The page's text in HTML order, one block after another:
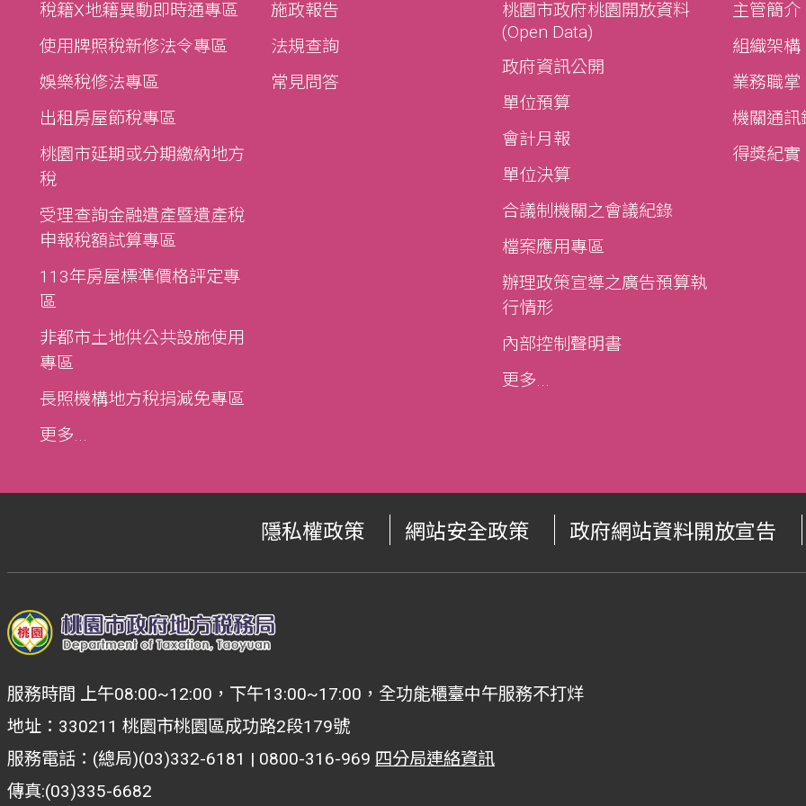
稅籍X地籍異動即時通專區
使用牌照稅新修法令專區
娛樂稅修法專區
出租房屋節稅專區
桃園市延期或分期繳納地方
稅
受理查詢金融遺產暨遺產稅
申報稅額試算專區
113年房屋標準價格評定專
區
非都市土地供公共設施使用
專區
長照機構地方稅捐減免專區
更多...
施政報告
法規查詢
常見問答
桃園市政府桃園開放資料
(Open Data)
政府資訊公開
單位預算
會計月報
單位決算
合議制機關之會議紀錄
檔案應用專區
辦理政策宣導之廣告預算執
行情形
內部控制聲明書
更多...
主管簡介
組織架構
業務職掌
機關通訊
得獎紀實
隱私權政策 網站安全政策 政府網站資料開放宣告
服務時間 上午08:00~12:00，下午13:00~17:00，全功能櫃臺中午服務不打烊
地址：330211 桃園市桃園區成功路2段179號
服務電話：(總局)(03)332-6181 | 0800-316-969 四分局連絡資訊
傳真:(03)335-6682